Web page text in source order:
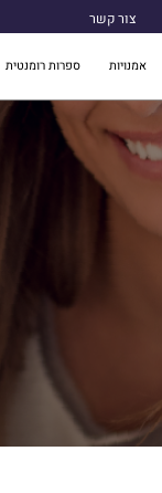
צור קשר
אמנויות ספרות רומנטית